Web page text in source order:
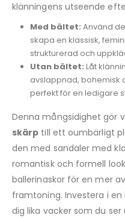
klänningens utseende
Med bältet: Använd
skapa en klassisk,
strukturerad och
Utan bältet: Låt
avslappnad, bohemisk
perfekt för en ledigare
Denna mångsidighet gör
skärp till ett oumbärligt
den med sandaler med
romantisk och formell
ballerinaskor för en mer
framtoning. Investera i
dig lika vacker som du ser